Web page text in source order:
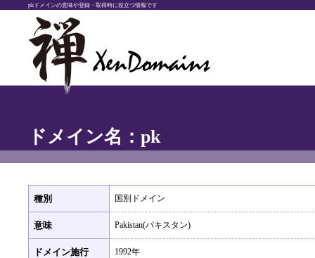
pkドメインの意味や登録・取得時に役立つ情報です
ドメイン名：pk
種別 国別ドメイン
意味 Pakistan(パキスタン)
ドメイン施行 1992年